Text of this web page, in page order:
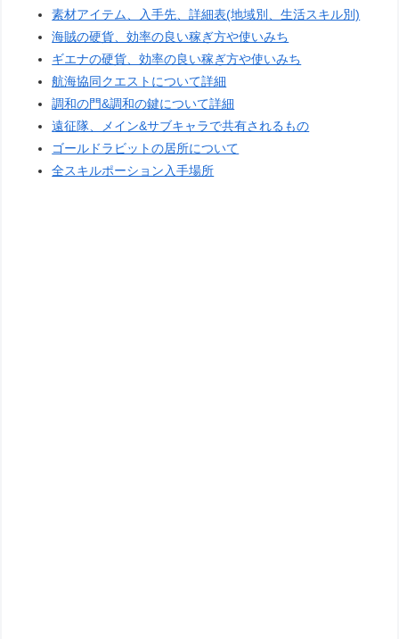
素材アイテム、入手先、詳細表(地域別、生活スキル別)
海賊の硬貨、効率の良い稼ぎ方や使いみち
ギエナの硬貨、効率の良い稼ぎ方や使いみち
航海協同クエストについて詳細
調和の門&調和の鍵について詳細
遠征隊、メイン&サブキャラで共有されるもの
ゴールドラビットの居所について
全スキルポーション入手場所